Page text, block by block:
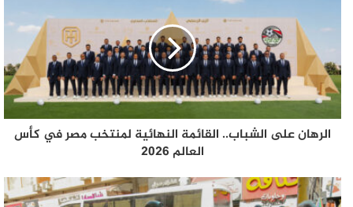
الرهان على الشباب.. القائمة النهائية لمنتخب مصر في كأس
العالم 2026